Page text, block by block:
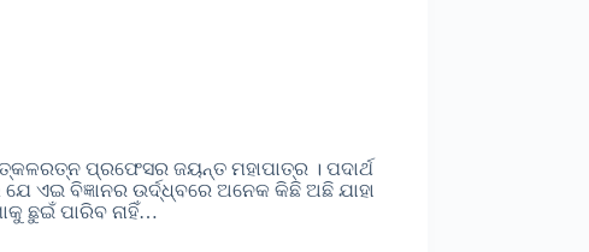
ପ୍ରଫେସର ଜୟନ୍ତ ମହାପାତ୍ର । ପଦାର୍ଥ
ଏଇ ବିଜ୍ଞାନର ଉର୍ଦ୍ଧ୍ବରେ ଅନେକ କିଛି ଅଛି ଯାହା
ଛୁଇଁ ପାରିବ ନାହିଁ…